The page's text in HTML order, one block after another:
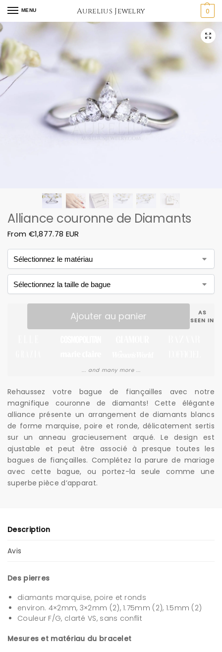
MENU Aurelius Jewelry 0
Alliance couronne de Diamants
From €1,877.78 EUR
Rehaussez votre bague de fiançailles avec notre
magnifique couronne de diamants! Cette élégante
alliance présente un arrangement de diamants blancs
de forme marquise, poire et ronde, délicatement sertis
sur un anneau gracieusement arqué. Le design est
ajustable et peut être associé à presque toutes les
bagues de fiançailles. Complétez la parure de mariage
avec cette bague, ou portez-la seule comme une
superbe pièce d’apparat.
Ajouter au panier
AS
SEEN IN
... and many more ...
Description
Avis
Des pierres
diamants marquise, poire et ronds
environ. 4×2mm, 3×2mm (2), 1.75mm (2), 1.5mm (2)
Couleur F/G, clarté VS, sans conflit
Mesures et matériau du bracelet